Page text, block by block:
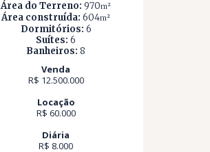
Área do Terreno: 970m²
Área construída: 604m²
Dormitórios: 6
Suítes: 6
Banheiros: 8
Venda
R$ 12.500.000
Locação
R$ 60.000
Diária
R$ 8.000